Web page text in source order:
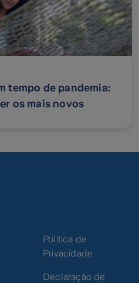
tempo de pandemia:
os mais novos
Política de
Privacidade
Declaração de